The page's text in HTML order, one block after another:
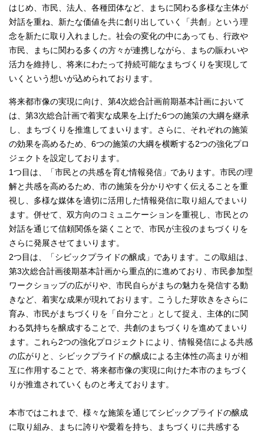
はじめ、市民、法人、各種団体など、まちに関わる多様な主体が
対話を重ね、新たな価値を共に創り出していく「共創」という理
念を新たに取り入れました。社会の変化の中にあっても、行政や
市民、まちに関わる多くの方々が連携しながら、まちの賑わいや
活力を維持し、将来にわたって持続可能なまちづくりを実現して
いくという想いが込められております。
将来都市像の実現に向け、第4次総合計画前期基本計画において
は、第3次総合計画で着実な成果を上げた6つの施策の大綱を継承
し、まちづくりを推進してまいります。さらに、それぞれの施策
の効果を高めるため、6つの施策の大綱を横断する2つの強化プロ
ジェクトを設定しております。
1つ目は、「市民との共感を育む情報発信」であります。市民の理
解と共感を高めるため、市の施策を分かりやすく伝えることを重
視し、多様な媒体を適切に活用した情報発信に取り組んでまいり
ます。併せて、双方向のコミュニケーションを重視し、市民との
対話を通じて信頼関係を築くことで、市民が主役のまちづくりを
さらに発展させてまいります。
2つ目は、「シビックプライドの醸成」であります。この取組は、
第3次総合計画後期基本計画から重点的に進めており、市民参加型
ワークショップの広がりや、市民自らがまちの魅力を発信する動
きなど、着実な成果が現れております。こうした芽吹きをさらに
育み、市民がまちづくりを「自分ごと」として捉え、主体的に関
わる気持ちを醸成することで、共創のまちづくりを進めてまいり
ます。これら2つの強化プロジェクトにより、情報発信による共感
の広がりと、シビックプライドの醸成による主体性の高まりが相
互に作用することで、将来都市像の実現に向けた本市のまちづく
りが推進されていくものと考えております。
本市ではこれまで、様々な施策を通じてシビックプライドの醸成
に取り組み、まちに誇りや愛着を持ち、まちづくりに共感する